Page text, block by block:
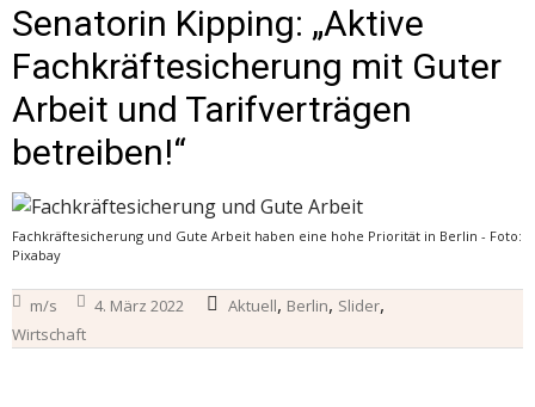
Senatorin Kipping: „Aktive
Fachkräftesicherung mit Guter
Arbeit und Tarifverträgen
betreiben!“
Fachkräftesicherung und Gute Arbeit haben eine hohe Priorität in Berlin - Foto:
Pixabay
m/s 4. März 2022 Aktuell, Berlin, Slider,
Wirtschaft